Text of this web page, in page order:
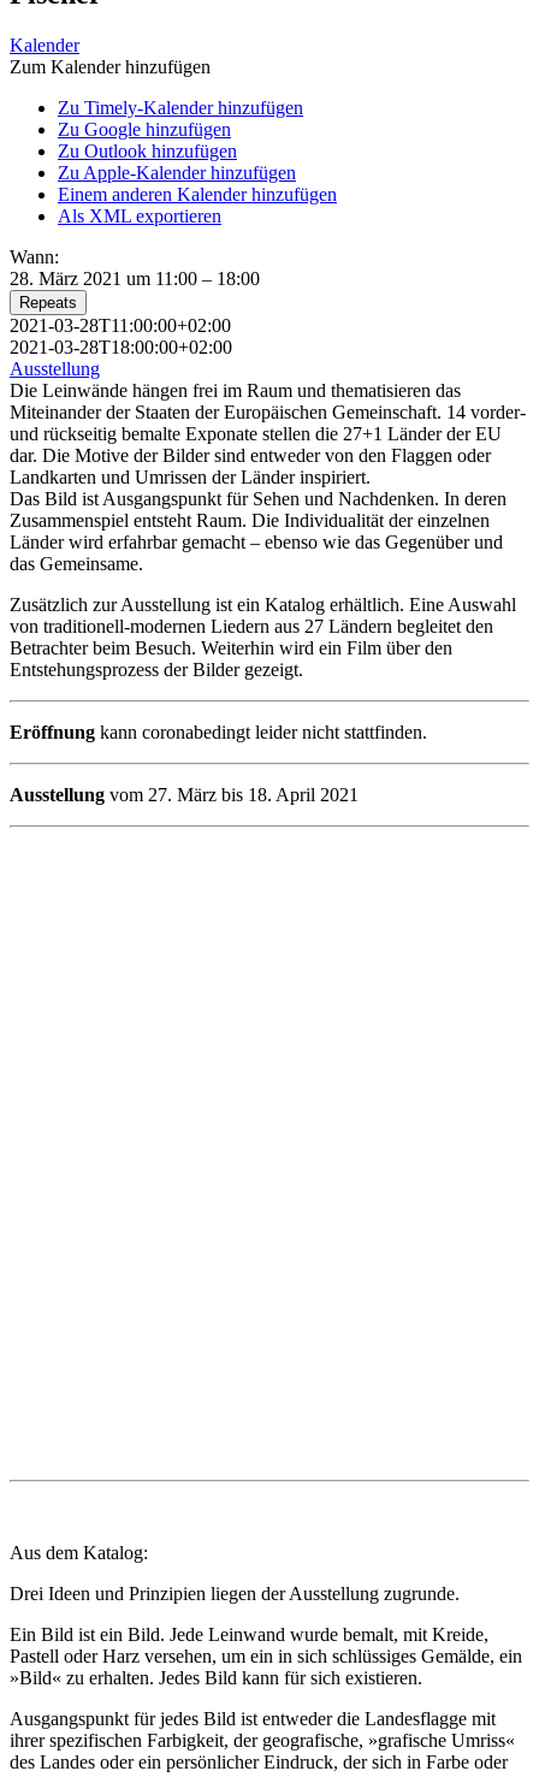
Kalender
Zum Kalender hinzufügen
Zu Timely-Kalender hinzufügen
Zu Google hinzufügen
Zu Outlook hinzufügen
Zu Apple-Kalender hinzufügen
Einem anderen Kalender hinzufügen
Als XML exportieren
Wann:
28. März 2021 um 11:00 – 18:00
Repeats
2021-03-28T11:00:00+02:00
2021-03-28T18:00:00+02:00
Ausstellung
Die Leinwände hängen frei im Raum und thematisieren das
Miteinander der Staaten der Europäischen Gemeinschaft. 14 vorder-
und rückseitig bemalte Exponate stellen die 27+1 Länder der EU
dar. Die Motive der Bilder sind entweder von den Flaggen oder
Landkarten und Umrissen der Länder inspiriert.
Das Bild ist Ausgangspunkt für Sehen und Nachdenken. In deren
Zusammenspiel entsteht Raum. Die Individualität der einzelnen
Länder wird erfahrbar gemacht – ebenso wie das Gegenüber und
das Gemeinsame.
Zusätzlich zur Ausstellung ist ein Katalog erhältlich. Eine Auswahl
von traditionell-modernen Liedern aus 27 Ländern begleitet den
Betrachter beim Besuch. Weiterhin wird ein Film über den
Entstehungsprozess der Bilder gezeigt.
Eröffnung kann coronabedingt leider nicht stattfinden.
Ausstellung vom 27. März bis 18. April 2021
Aus dem Katalog:
Drei Ideen und Prinzipien liegen der Ausstellung zugrunde.
Ein Bild ist ein Bild. Jede Leinwand wurde bemalt, mit Kreide,
Pastell oder Harz versehen, um ein in sich schlüssiges Gemälde, ein
»Bild« zu erhalten. Jedes Bild kann für sich existieren.
Ausgangspunkt für jedes Bild ist entweder die Landesflagge mit
ihrer spezifischen Farbigkeit, der geografische, »grafische Umriss«
des Landes oder ein persönlicher Eindruck, der sich in Farbe oder